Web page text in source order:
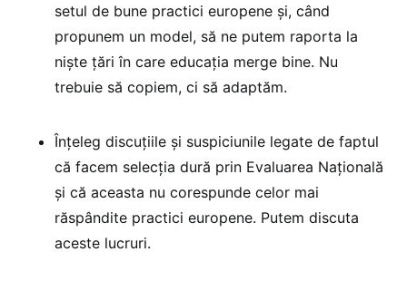
setul de bune practici europene și, când
propunem un model, să ne putem raporta la
niște țări în care educația merge bine. Nu
trebuie să copiem, ci să adaptăm.
Înțeleg discuțiile și suspiciunile legate de faptul
că facem selecția dură prin Evaluarea Națională
și că aceasta nu corespunde celor mai
răspândite practici europene. Putem discuta
aceste lucruri.